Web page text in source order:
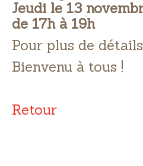
Jeudi le 13
de 17h à 19h
Pour plus de
Bienvenu à tous !
Retour